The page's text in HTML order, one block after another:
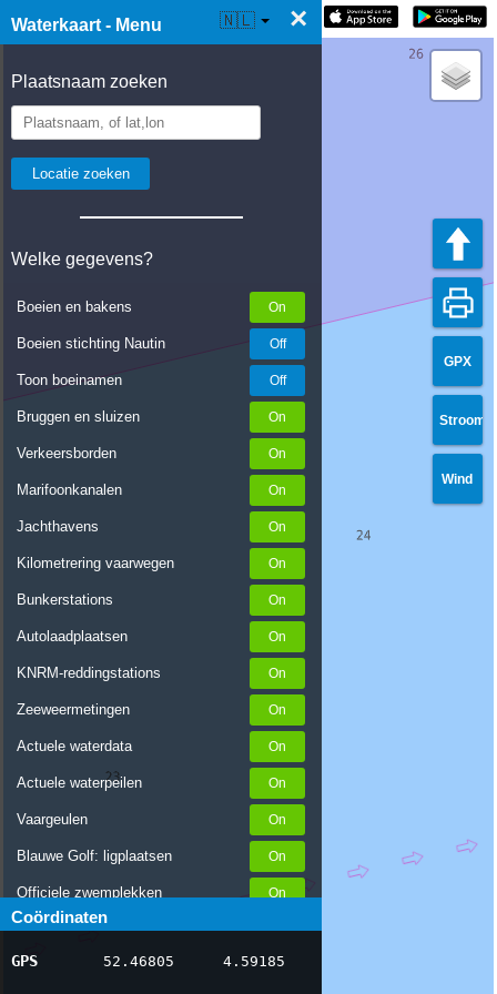
Waterkaart - Menu ×
Plaatsnaam zoeken
Welke gegevens?
Boeien en bakens
Boeien stichting Nautin
Toon boeinamen
Bruggen en sluizen
Verkeersborden
Marifoonkanalen
Jachthavens
Kilometrering vaarwegen
Bunkerstations
Autolaadplaatsen
KNRM-reddingstations
Zeeweermetingen
Actuele waterdata
Actuele waterpeilen
Vaargeulen
Blauwe Golf: ligplaatsen
Officiele zwemplekken
Stremmingen/hinder
AIS scheepsposities
Coördinaten
GPS 52.46805 4.59185
☰ Waterkaart Live 🇳🇱
GPX
Stroom
Wind